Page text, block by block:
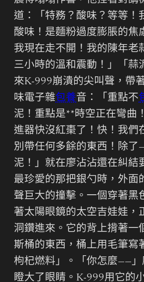
道：「特務？酸味？等等！
酸味！是麵粉過度膨脹的焦
我現在走不開！我的陳年老
三小時的溫和震動！」「蒜
來K-999崩潰的尖叫聲，帶
味電子雜包養音：「重點不
泥！重點是**時空正在彎曲
進器快沒紅棗了！快！我們
別帶任何多餘的東西！除了
泥！」就在廖沾沾還在糾結
最珍愛的那把銀勺時，外面
聲巨大的撞擊。一個穿著黑
著太陽眼鏡的太空吉娃娃，
洞鑽進來。它的背上揹著一
斯桶的東西，桶上用毛筆寫
枸杞燃料」。「你怎麼——
瞪大了眼睛。K-999用它的